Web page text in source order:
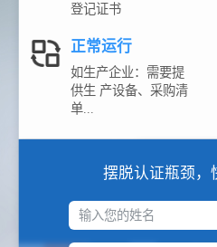
登记证书
正常运行
如生产企业：需要提
供生 产设备、采购清
单...
摆脱认证瓶颈，
输入您的姓名